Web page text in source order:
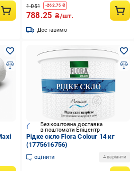
1 051 -262.75 ₴
788.25 ₴/шт.
Доставимо
Безкоштовна доставка
в поштомати Епіцентр
Рідке скло Flora Colour 14 кг
(1775616756)
оцінити 4 варіанти